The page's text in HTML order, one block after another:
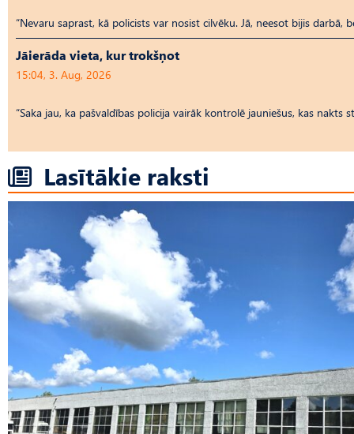
“Nevaru saprast, kā policists var nosist cilvēku. Jā, neesot bijis darbā,
Jāierāda vieta, kur trokšņot
15:04, 3. Aug, 2026
“Saka jau, ka pašvaldības policija vairāk kontrolē jauniešus, kas nakts
Lasītākie raksti